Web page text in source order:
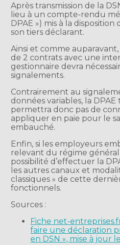
Après transmission de la
lieu à un compte-rendu
DPAE ») mis à la
son tiers déclarant.
Ainsi et comme auparavant,
de 2 contrats avec une
gestionnaire devra
signalements.
Contrairement au
données variables, la DPAE
permettra donc pas de
appliquer en paie pour le
embauché.
Enfin, si les employeurs
relevant du régime
possibilité d’effectuer la
les autres canaux et
classiques » de cette
fonctionnels.
Sources :
Fiche net-
faire une déclaration
en DSN », mise à jour